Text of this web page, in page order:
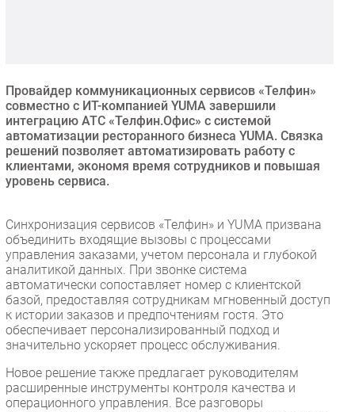
CIO/Управление ИТ
Гаджеты
Здоровье
РАЗДЕЛЫ
Аналитика
Интервью
Мероприятия
Проекты
IT класс
Тестовый стенд
Провайдер коммуникационных сервисов «Телфин»
совместно с ИТ-компанией YUMA завершили
интеграцию АТС «Телфин.Офис» с системой
автоматизации ресторанного бизнеса YUMA. Связка
решений позволяет автоматизировать работу с
клиентами, экономя время сотрудников и повышая
уровень сервиса.
Синхронизация сервисов «Телфин» и YUMA призвана
объединить входящие вызовы с процессами
управления заказами, учетом персонала и глубокой
аналитикой данных. При звонке система
автоматически сопоставляет номер с клиентской
базой, предоставляя сотрудникам мгновенный доступ
к истории заказов и предпочтениям гостя. Это
обеспечивает персонализированный подход и
значительно ускоряет процесс обслуживания.
Новое решение также предлагает руководителям
расширенные инструменты контроля качества и
операционного управления. Все разговоры